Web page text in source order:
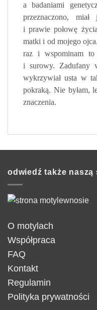
a badaniami
przeznaczono,
i prawie połowę
matki i od mojego
raz i wspominam to
i surowy. Zadufany
wykrzywiał usta w
pokraką. Nie byłam,
znaczenia.
odwiedź także naszą
O motylach
Współpraca
FAQ
Kontakt
Regulamin
Polityka prywatności